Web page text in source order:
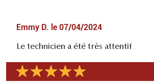
Emmy D. le 07/04/2024
Le technicien a été très attentif